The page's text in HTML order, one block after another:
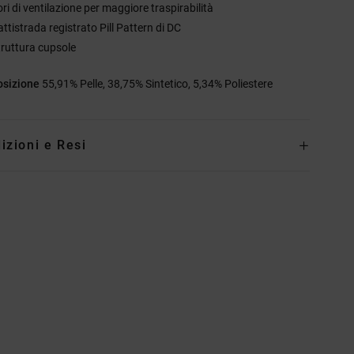
di ventilazione per maggiore traspirabilità
registrato Pill Pattern di DC
cupsole
55,91% Pelle, 38,75% Sintetico, 5,34% Poliestere
e Resi